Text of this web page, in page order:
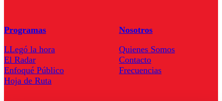
Programas
LLegó la hora
El Radar
Enfoqué Público
Hoja de Ruta
Nosotros
Quienes Somos
Contacto
Frecuencias